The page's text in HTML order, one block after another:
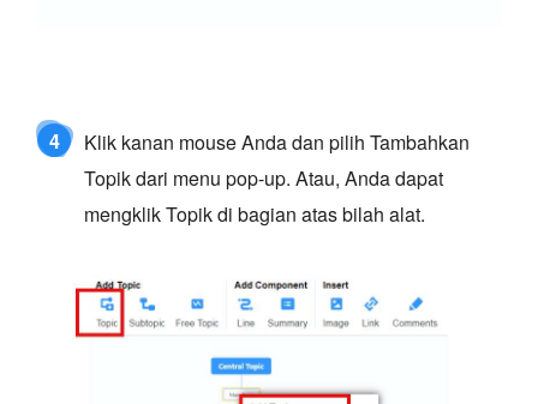
4
Klik kanan mouse Anda dan pilih Tambahkan
Topik dari menu pop-up. Atau, Anda dapat
mengklik Topik di bagian atas bilah alat.